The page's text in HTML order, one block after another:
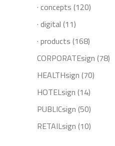
· concepts (120)
· digital (11)
· products (168)
CORPORATEsign (78)
HEALTHsign (70)
HOTELsign (14)
PUBLICsign (50)
RETAILsign (10)